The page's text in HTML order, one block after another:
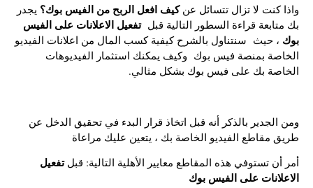
واذا كنت لا تزال تتسائل عنكيف افعل الربح من الفيس بوك؟يجدر
بك متابعة قراءة السطور التالية قبلتفعيل الاعلانات على الفيس
بوك، حيث سنتناول بالشرح كيفية كسب المال من اعلانات الفيديو
الخاصة بمنصة فيس بوك وكيف يمكنك استثمار الفيديوهات
الخاصة بك على فيس بوك بشكل مثالي.
ومن الجدير بالذكر أنه قبل اتخاذ قرار البدء في تحقيق الدخل عن
طريق مقاطع الفيديو الخاصة بك ، يتعين عليك مراعاة
أمر أن تستوفي هذه المقاطع معايير الأهلية التالية: قبلتفعيل
الاعلانات على الفيس بوك